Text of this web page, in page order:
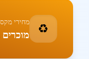
♻️ מחירי